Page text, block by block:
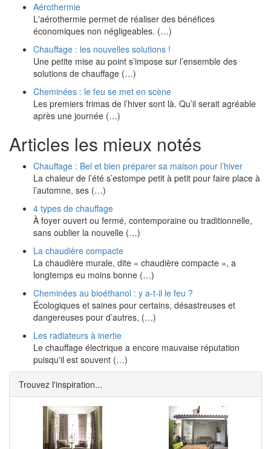
Aérothermie
L'aérothermie permet de réaliser des bénéfices
économiques non négligeables. (…)
Chauffage : les nouvelles solutions !
Une petite mise au point s’impose sur l’ensemble des
solutions de chauffage (…)
Cheminées : le feu se met en scène
Les premiers frimas de l’hiver sont là. Qu’il serait agréable
après une journée (…)
Articles les mieux notés
Chauffage : Bel et bien préparer sa maison pour l’hiver
La chaleur de l’été s’estompe petit à petit pour faire place à
l’automne, ses (…)
4 types de chauffage
À foyer ouvert ou fermé, contemporaine ou traditionnelle,
sans oublier la nouvelle (…)
La chaudière compacte
La chaudière murale, dite « chaudière compacte », a
longtemps eu moins bonne (…)
Cheminées au bioéthanol : y a-t-il le feu ?
Écologiques et saines pour certains, désastreuses et
dangereuses pour d’autres, (…)
Les radiateurs à inertie
Le chauffage électrique a encore mauvaise réputation
puisqu'il est souvent (…)
Trouvez l'inspiration...